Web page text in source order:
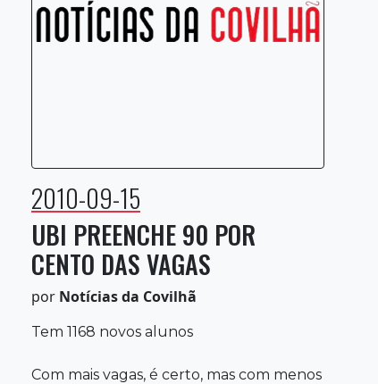
2010-09-15
UBI PREENCHE 90 POR
CENTO DAS VAGAS
por Notícias da Covilhã
Tem 1168 novos alunos
Com mais vagas, é certo, mas com menos